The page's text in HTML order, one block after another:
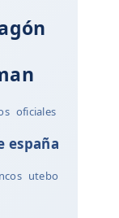
oficiales
españa
utebo